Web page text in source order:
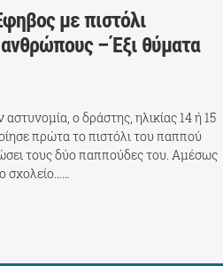
με πιστόλι
– Έξι θύματα
ο δράστης, ηλικίας 14 ή 15
πρώτα το πιστόλι του παππού
τους δύο παππούδες του. Αμέσως
σχολείο……